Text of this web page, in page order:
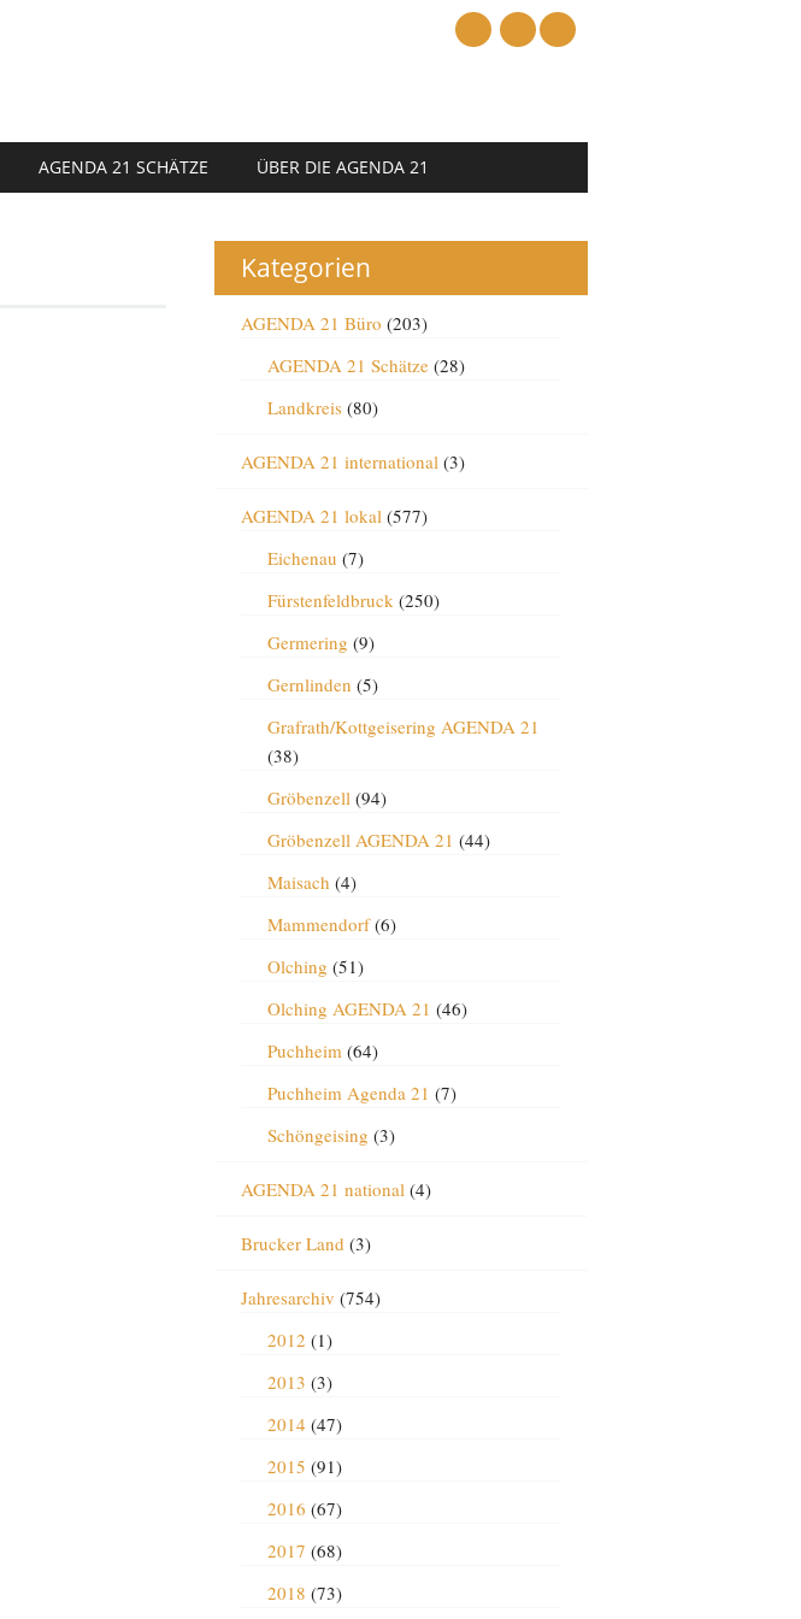
AGENDA 21 SCHÄTZE ÜBER DIE AGENDA 21
Kategorien
AGENDA 21 Büro (203)
AGENDA 21 Schätze(28)
Landkreis(80)
AGENDA 21 international(3)
AGENDA 21 lokal(577)
Eichenau (7)
Fürstenfeldbruck(250)
Germering (9)
Gernlinden (5)
Grafrath/Kottgeisering AGENDA 21
(38)
Gröbenzell(94)
Gröbenzell AGENDA 21 (44)
Maisach (4)
Mammendorf(6)
Olching (51)
Olching AGENDA 21 (46)
Puchheim(64)
Puchheim Agenda 21 (7)
Schöngeising (3)
AGENDA 21 national(4)
Brucker Land (3)
Jahresarchiv (754)
2012 (1)
2013 (3)
2014 (47)
2015 (91)
2016 (67)
2017 (68)
2018 (73)